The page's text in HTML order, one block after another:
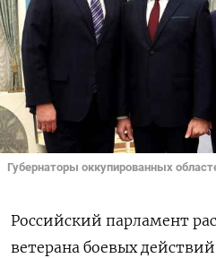
Губернаторы оккупированных
Российский парламент
ветерана боевых